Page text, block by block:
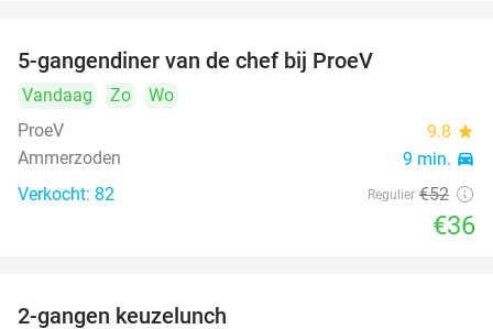
5-gangendiner van de chef bij ProeV
Vandaag Zo
Wo
ProeV
9.8 star
Ammerzoden 9 min. directions_car
Verkocht: 82 Regulier €52
€36
2-gangen keuzelunch